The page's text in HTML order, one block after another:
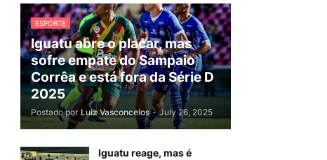
ESPORTE
Iguatu abre o placar, mas
sofre empate do Sampaio
Corrêa e está fora da Série D
2025
Postado por Luiz Vasconcelos - July 26, 2025
Iguatu reage, mas é